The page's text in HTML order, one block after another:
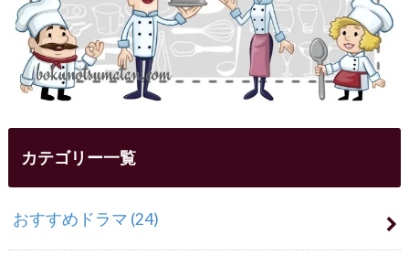
カテゴリー一覧
おすすめドラマ (24)